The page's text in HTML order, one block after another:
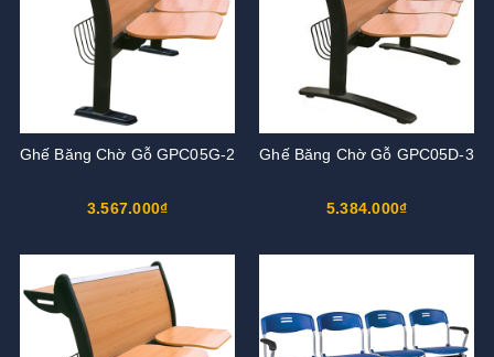
Ghế Băng Chờ Gỗ GPC05G-2
3.567.000₫
Ghế Băng Chờ Gỗ GPC05D-3
5.384.000₫